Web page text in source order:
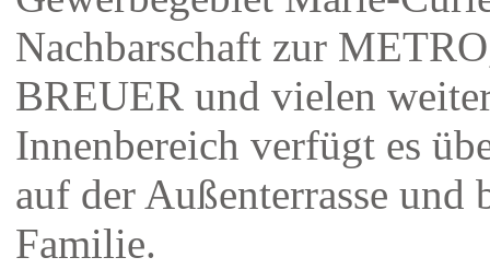
Nachbarschaft zur
BREUER und vielen
Innenbereich verfügt es
auf der Außenterrasse
Familie.